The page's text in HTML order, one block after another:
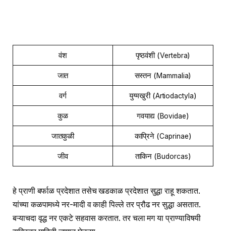
वंश पृष्ठवंशी (Vertebra)
जात सस्तन (Mammalia)
वर्ग युग्मखुरी (Artiodactyla)
कुळ गवयाद्य (Bovidae)
जातकुळी काप्रिने (Caprinae)
जीव ताकिन (Budorcas)
हे प्राणी बर्फाळ प्रदेशात तसेच खडकाळ प्रदेशात सुद्धा राहू शकतात.
यांच्या कळपामध्ये नर-मादी व काही पिल्ले तर प्रौढ नर सुद्धा असतात.
बऱ्याचदा वृद्ध नर एकटे सहवास करतात. तर चला मग या प्राण्याविषयी